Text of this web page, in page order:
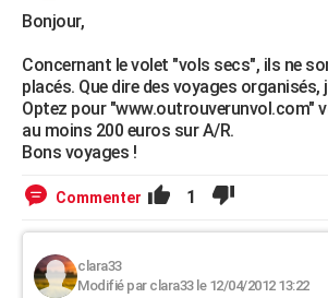
Bonjour,
Concernant le volet "vols secs", ils ne
placés. Que dire des voyages organisés,
Optez pour "www.outrouverunvol.com"
au moins 200 euros sur A/R.
Bons voyages !
Commenter 1
clara33
Modifié par clara33 le 12/04/2012 13:22